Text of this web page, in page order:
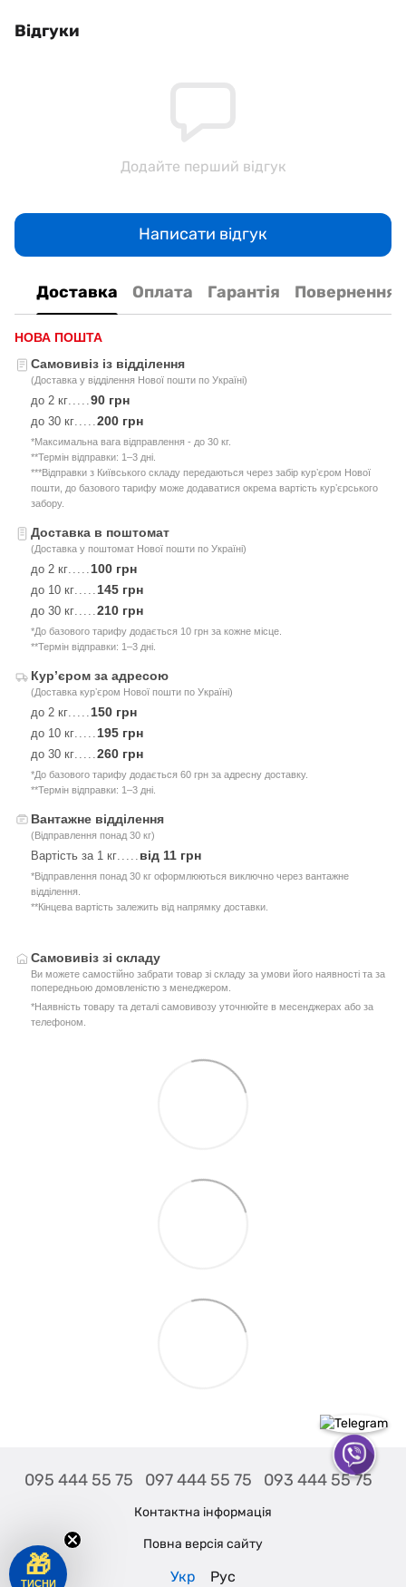
Відгуки
Додайте перший відгук
Написати відгук
Доставка Оплата Гарантія Повернення
НОВА ПОШТА
Самовивіз із відділення
(Доставка у відділення Нової пошти по Україні)
до 2 кг 90 грн
до 30 кг 200 грн
*Максимальна вага відправлення - до 30 кг.
**Термін відправки: 1–3 дні.
***Відправки з Київського складу передаються через забір курʼєром Нової
пошти, до базового тарифу може додаватися окрема вартість курʼєрського
забору.
Доставка в поштомат
(Доставка у поштомат Нової пошти по Україні)
до 2 кг 100 грн
до 10 кг 145 грн
до 30 кг 210 грн
*До базового тарифу додається 10 грн за кожне місце.
**Термін відправки: 1–3 дні.
Курʼєром за адресою
(Доставка курʼєром Нової пошти по Україні)
до 2 кг 150 грн
до 10 кг 195 грн
до 30 кг 260 грн
*До базового тарифу додається 60 грн за адресну доставку.
**Термін відправки: 1–3 дні.
Вантажне відділення
(Відправлення понад 30 кг)
Вартість за 1 кг від 11 грн
*Відправлення понад 30 кг оформлюються виключно через вантажне
відділення.
**Кінцева вартість залежить від напрямку доставки.
Самовивіз зі складу
Ви можете самостійно забрати товар зі складу за умови його наявності та за
попередньою домовленістю з менеджером.
*Наявність товару та деталі самовивозу уточнюйте в месенджерах або за
телефоном.
095 444 55 75 097 444 55 75 093 444 55 75
Контактна інформація
Повна версія сайту
Укр Рус
🎁
ТИСНИ